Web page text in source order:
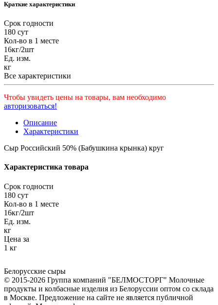
Краткие характеристики
Срок годности
180 сут
Кол-во в 1 месте
16кг/2шт
Ед. изм.
кг
Все характеристики
Чтобы увидеть цены на товары, вам необходимо
авторизоваться!
Описание
Характеристики
Сыр Российский 50% (Бабушкина крынка) круг
Характеристика товара
Срок годности
180 сут
Кол-во в 1 месте
16кг/2шт
Ед. изм.
кг
Цена за
1 кг
Белорусские сыры
© 2015-2026 Группа компаний "БЕЛМОСТОРГ" Молочные
продукты и колбасные изделия из Белоруссии оптом со склада
в Москве. Предложение на сайте не является публичной